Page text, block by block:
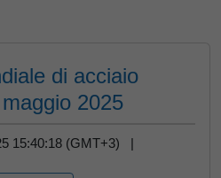
di acciaio
2025
15:40:18 (GMT+3) |